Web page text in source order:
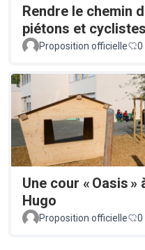
Rendre le chemin
piétons et cyclistes
Proposition officielle 0
Une cour « Oasis »
Hugo
Proposition officielle 0